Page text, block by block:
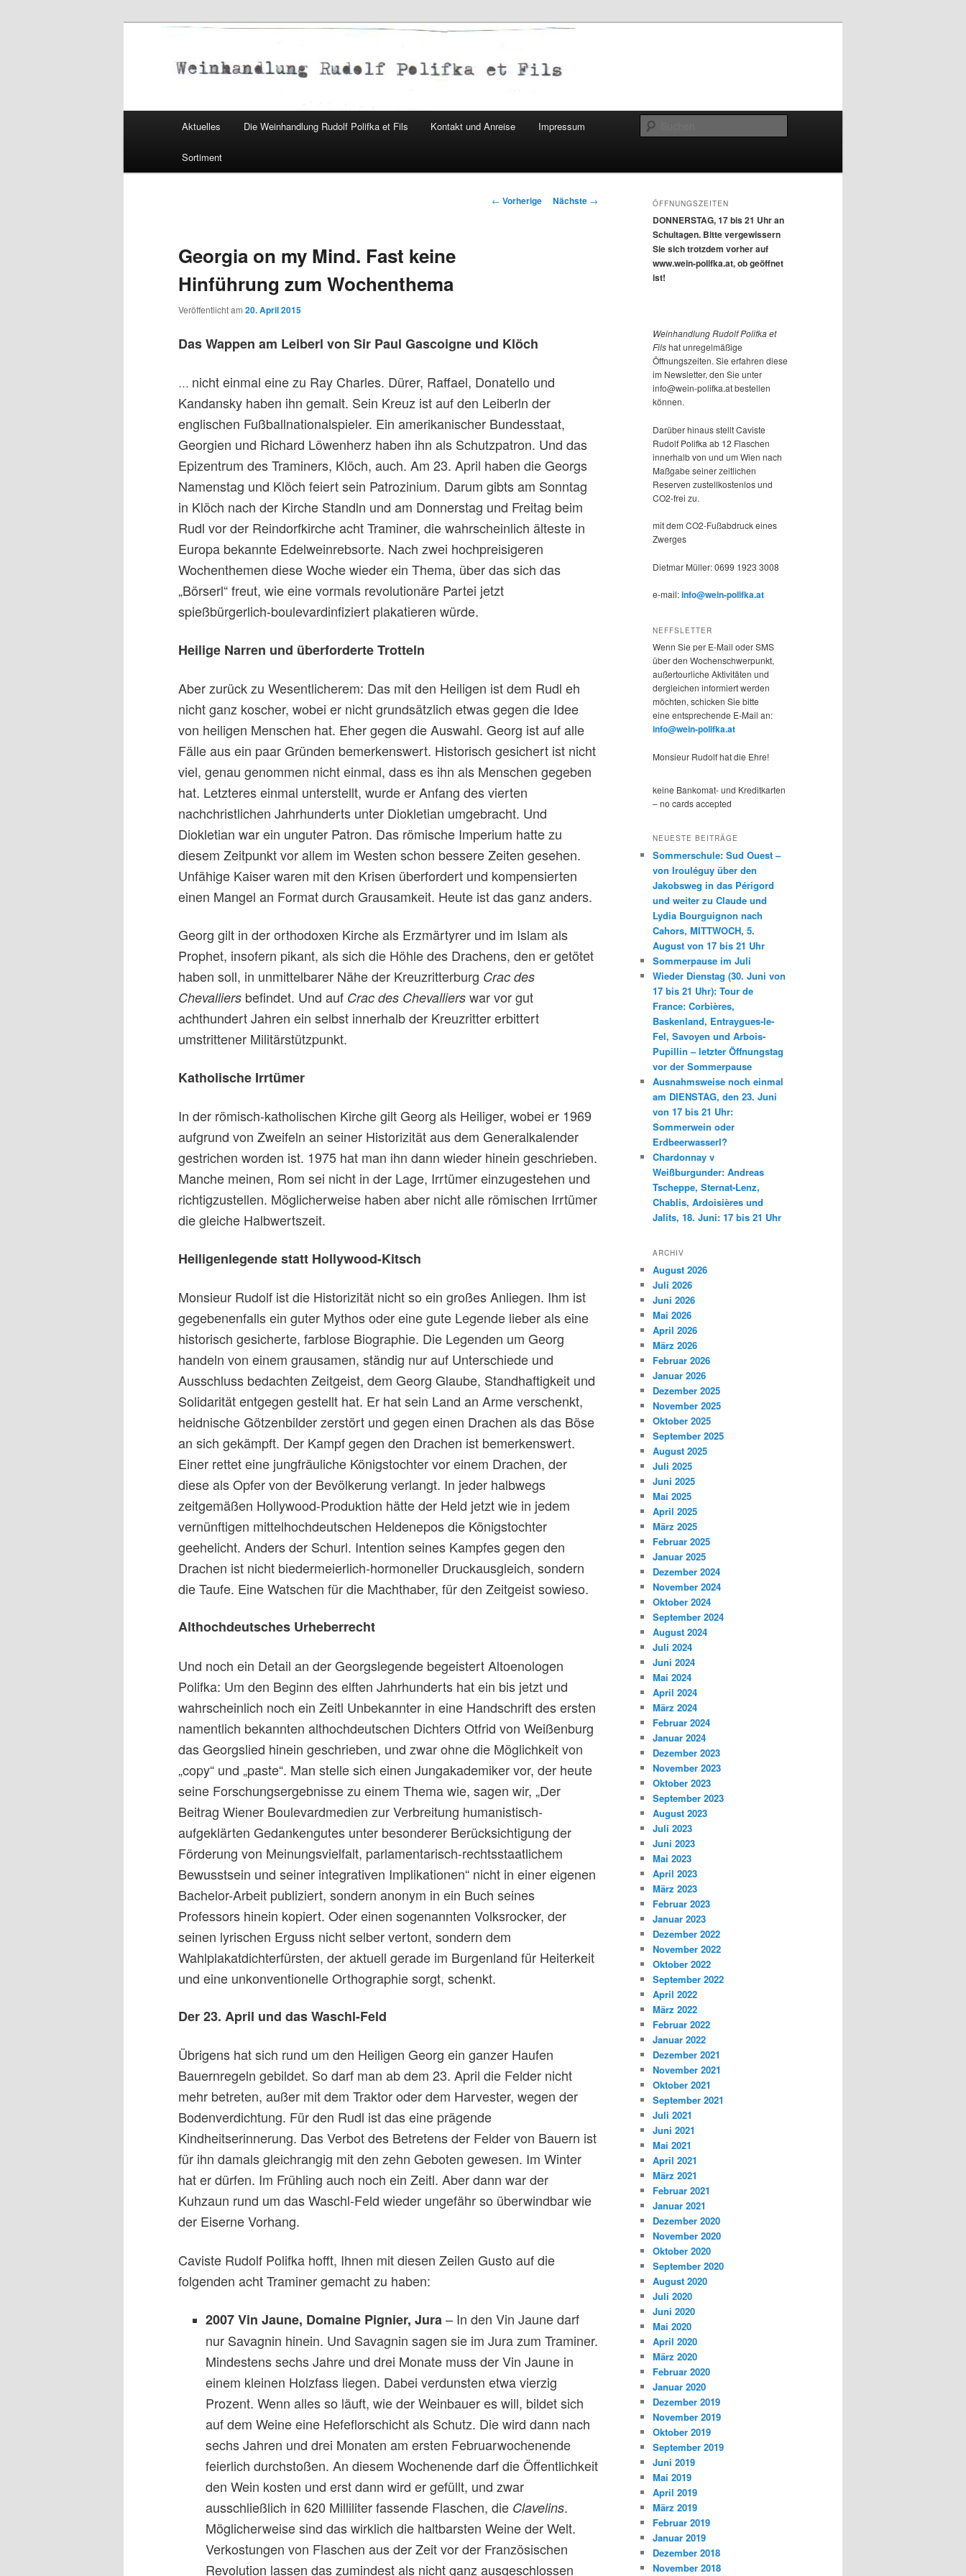
Weinhandlung Rudolf Polifka
Zum Inhalt wechseln
Aktuelles Die Weinhandlung Rudolf Polifka et Fils Kontakt und Anreise Impressum
Sortiment
Artikelnavigation
← Vorherige Nächste →
Georgia on my Mind. Fast keine
Hinführung zum Wochenthema
Veröffentlicht am 20. April 2015
Das Wappen am Leiberl von Sir Paul Gascoigne und Klöch
… nicht einmal eine zu Ray Charles. Dürer, Raffael, Donatello und
Kandansky haben ihn gemalt. Sein Kreuz ist auf den Leiberln der
englischen Fußballnationalspieler. Ein amerikanischer Bundesstaat,
Georgien und Richard Löwenherz haben ihn als Schutzpatron. Und das
Epizentrum des Traminers, Klöch, auch. Am 23. April haben die Georgs
Namenstag und Klöch feiert sein Patrozinium. Darum gibts am Sonntag
in Klöch nach der Kirche Standln und am Donnerstag und Freitag beim
Rudl vor der Reindorfkirche acht Traminer, die wahrscheinlich älteste in
Europa bekannte Edelweinrebsorte. Nach zwei hochpreisigeren
Wochenthemen diese Woche wieder ein Thema, über das sich das
„Börserl“ freut, wie eine vormals revolutionäre Partei jetzt
spießbürgerlich-boulevardinfiziert plakatieren würde.
Heilige Narren und überforderte Trotteln
Aber zurück zu Wesentlicherem: Das mit den Heiligen ist dem Rudl eh
nicht ganz koscher, wobei er nicht grundsätzlich etwas gegen die Idee
von heiligen Menschen hat. Eher gegen die Auswahl. Georg ist auf alle
Fälle aus ein paar Gründen bemerkenswert. Historisch gesichert ist nicht
viel, genau genommen nicht einmal, dass es ihn als Menschen gegeben
hat. Letzteres einmal unterstellt, wurde er Anfang des vierten
nachchristlichen Jahrhunderts unter Diokletian umgebracht. Und
Diokletian war ein unguter Patron. Das römische Imperium hatte zu
diesem Zeitpunkt vor allem im Westen schon bessere Zeiten gesehen.
Unfähige Kaiser waren mit den Krisen überfordert und kompensierten
einen Mangel an Format durch Grausamkeit. Heute ist das ganz anders.
Georg gilt in der orthodoxen Kirche als Erzmärtyrer und im Islam als
Prophet, insofern pikant, als sich die Höhle des Drachens, den er getötet
haben soll, in unmittelbarer Nähe der Kreuzritterburg Crac des
Chevalliers befindet. Und auf Crac des Chevalliers war vor gut
achthundert Jahren ein selbst innerhalb der Kreuzritter erbittert
umstrittener Militärstützpunkt.
Katholische Irrtümer
In der römisch-katholischen Kirche gilt Georg als Heiliger, wobei er 1969
aufgrund von Zweifeln an seiner Historizität aus dem Generalkalender
gestrichen worden ist. 1975 hat man ihn dann wieder hinein geschrieben.
Manche meinen, Rom sei nicht in der Lage, Irrtümer einzugestehen und
richtigzustellen. Möglicherweise haben aber nicht alle römischen Irrtümer
die gleiche Halbwertszeit.
Heiligenlegende statt Hollywood-Kitsch
Monsieur Rudolf ist die Historizität nicht so ein großes Anliegen. Ihm ist
gegebenenfalls ein guter Mythos oder eine gute Legende lieber als eine
historisch gesicherte, farblose Biographie. Die Legenden um Georg
handeln von einem grausamen, ständig nur auf Unterschiede und
Ausschluss bedachten Zeitgeist, dem Georg Glaube, Standhaftigkeit und
Solidarität entgegen gestellt hat. Er hat sein Land an Arme verschenkt,
heidnische Götzenbilder zerstört und gegen einen Drachen als das Böse
an sich gekämpft. Der Kampf gegen den Drachen ist bemerkenswert.
Einer rettet eine jungfräuliche Königstochter vor einem Drachen, der
diese als Opfer von der Bevölkerung verlangt. In jeder halbwegs
zeitgemäßen Hollywood-Produktion hätte der Held jetzt wie in jedem
vernünftigen mittelhochdeutschen Heldenepos die Königstochter
geehelicht. Anders der Schurl. Intention seines Kampfes gegen den
Drachen ist nicht biedermeierlich-hormoneller Druckausgleich, sondern
die Taufe. Eine Watschen für die Machthaber, für den Zeitgeist sowieso.
Althochdeutsches Urheberrecht
Und noch ein Detail an der Georgslegende begeistert Altoenologen
Polifka: Um den Beginn des elften Jahrhunderts hat ein bis jetzt und
wahrscheinlich noch ein Zeitl Unbekannter in eine Handschrift des ersten
namentlich bekannten althochdeutschen Dichters Otfrid von Weißenburg
das Georgslied hinein geschrieben, und zwar ohne die Möglichkeit von
„copy“ und „paste“. Man stelle sich einen Jungakademiker vor, der heute
seine Forschungsergebnisse zu einem Thema wie, sagen wir, „Der
Beitrag Wiener Boulevardmedien zur Verbreitung humanistisch-
aufgeklärten Gedankengutes unter besonderer Berücksichtigung der
Förderung von Meinungsvielfalt, parlamentarisch-rechtsstaatlichem
Bewusstsein und seiner integrativen Implikationen“ nicht in einer eigenen
Bachelor-Arbeit publiziert, sondern anonym in ein Buch seines
Professors hinein kopiert. Oder einen sogenannten Volksrocker, der
seinen lyrischen Erguss nicht selber vertont, sondern dem
Wahlplakatdichterfürsten, der aktuell gerade im Burgenland für Heiterkeit
und eine unkonventionelle Orthographie sorgt, schenkt.
Der 23. April und das Waschl-Feld
Übrigens hat sich rund um den Heiligen Georg ein ganzer Haufen
Bauernregeln gebildet. So darf man ab dem 23. April die Felder nicht
mehr betreten, außer mit dem Traktor oder dem Harvester, wegen der
Bodenverdichtung. Für den Rudl ist das eine prägende
Kindheitserinnerung. Das Verbot des Betretens der Felder von Bauern ist
für ihn damals gleichrangig mit den zehn Geboten gewesen. Im Winter
hat er dürfen. Im Frühling auch noch ein Zeitl. Aber dann war der
Kuhzaun rund um das Waschl-Feld wieder ungefähr so überwindbar wie
der Eiserne Vorhang.
Caviste Rudolf Polifka hofft, Ihnen mit diesen Zeilen Gusto auf die
folgenden acht Traminer gemacht zu haben:
2007 Vin Jaune, Domaine Pignier, Jura – In den Vin Jaune darf
nur Savagnin hinein. Und Savagnin sagen sie im Jura zum Traminer.
Mindestens sechs Jahre und drei Monate muss der Vin Jaune in
einem kleinen Holzfass liegen. Dabei verdunsten etwa vierzig
Prozent. Wenn alles so läuft, wie der Weinbauer es will, bildet sich
auf dem Weine eine Hefeflorschicht als Schutz. Die wird dann nach
sechs Jahren und drei Monaten am ersten Februarwochenende
feierlich durchstoßen. An diesem Wochenende darf die Öffentlichkeit
den Wein kosten und erst dann wird er gefüllt, und zwar
ausschließlich in 620 Milliliter fassende Flaschen, die Clavelins.
Möglicherweise sind das wirklich die haltbarsten Weine der Welt.
Verkostungen von Flaschen aus der Zeit vor der Französischen
Revolution lassen das zumindest als nicht ganz ausgeschlossen
ÖFFNUNGSZEITEN
DONNERSTAG, 17 bis 21 Uhr an
Schultagen. Bitte vergewissern
Sie sich trotzdem vorher auf
www.wein-polifka.at, ob geöffnet
ist!
Weinhandlung Rudolf Polifka et
Filshat unregelmäßige
Öffnungszeiten. Sie erfahren diese
im Newsletter, den Sie unter
info@wein-polifka.at bestellen
können.
Darüber hinaus stellt Caviste
Rudolf Polifka ab 12 Flaschen
innerhalb von und um Wien nach
Maßgabe seiner zeitlichen
Reserven zustellkostenlos und
CO2-frei zu.
mit dem CO2-Fußabdruck eines
Zwerges
Dietmar Müller: 0699 1923 3008
e-mail:info@wein-polifka.at
NEFFSLETTER
Wenn Sie per E-Mail oder SMS
über den Wochenschwerpunkt,
außertourliche Aktivitäten und
dergleichen informiert werden
möchten, schicken Sie bitte
eine entsprechende E-Mail an:
info@wein-polifka.at
Monsieur Rudolf hat die Ehre!
keine Bankomat- und Kreditkarten
– no cards accepted
NEUESTE BEITRÄGE
Sommerschule: Sud Ouest –
von Irouléguy über den
Jakobsweg in das Périgord
und weiter zu Claude und
Lydia Bourguignon nach
Cahors, MITTWOCH, 5.
August von 17 bis 21 Uhr
Sommerpause im Juli
Wieder Dienstag (30. Juni von
17 bis 21 Uhr): Tour de
France: Corbières,
Baskenland, Entraygues-le-
Fel, Savoyen und Arbois-
Pupillin – letzter Öffnungstag
vor der Sommerpause
Ausnahmsweise noch einmal
am DIENSTAG, den 23. Juni
von 17 bis 21 Uhr:
Sommerwein oder
Erdbeerwasserl?
Chardonnay v
Weißburgunder: Andreas
Tscheppe, Sternat-Lenz,
Chablis, Ardoisières und
Jalits, 18. Juni: 17 bis 21 Uhr
ARCHIV
August 2026
Juli 2026
Juni 2026
Mai 2026
April 2026
März 2026
Februar 2026
Januar 2026
Dezember 2025
November 2025
Oktober 2025
September 2025
August 2025
Juli 2025
Juni 2025
Mai 2025
April 2025
März 2025
Februar 2025
Januar 2025
Dezember 2024
November 2024
Oktober 2024
September 2024
August 2024
Juli 2024
Juni 2024
Mai 2024
April 2024
März 2024
Februar 2024
Januar 2024
Dezember 2023
November 2023
Oktober 2023
September 2023
August 2023
Juli 2023
Juni 2023
Mai 2023
April 2023
März 2023
Februar 2023
Januar 2023
Dezember 2022
November 2022
Oktober 2022
September 2022
April 2022
März 2022
Februar 2022
Januar 2022
Dezember 2021
November 2021
Oktober 2021
September 2021
Juli 2021
Juni 2021
Mai 2021
April 2021
März 2021
Februar 2021
Januar 2021
Dezember 2020
November 2020
Oktober 2020
September 2020
August 2020
Juli 2020
Juni 2020
Mai 2020
April 2020
März 2020
Februar 2020
Januar 2020
Dezember 2019
November 2019
Oktober 2019
September 2019
Juni 2019
Mai 2019
April 2019
März 2019
Februar 2019
Januar 2019
Dezember 2018
November 2018